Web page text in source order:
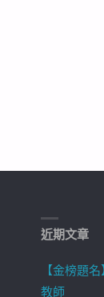
近期文章
【金榜題
教師